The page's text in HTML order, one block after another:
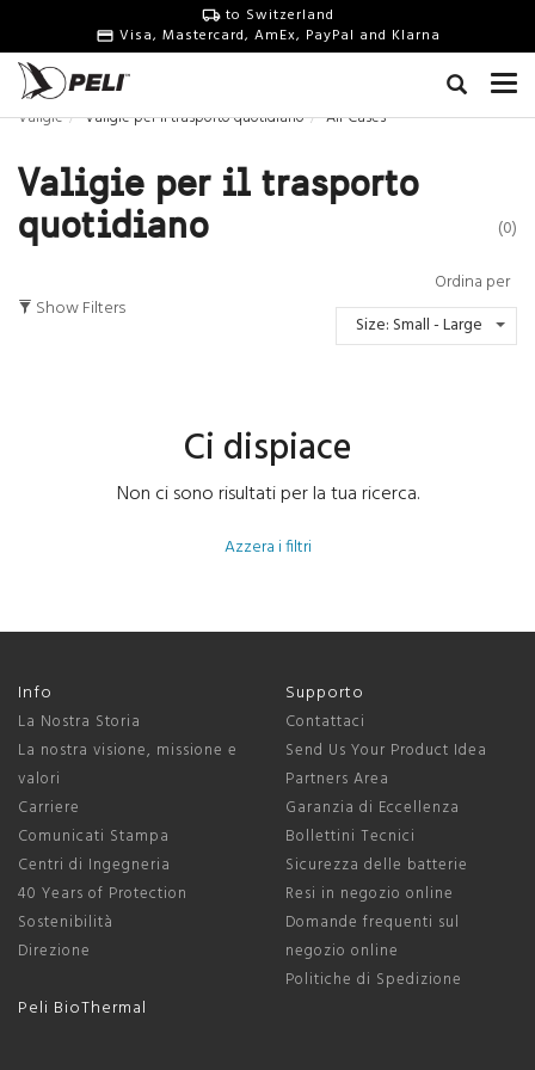
to Switzerland
Visa, Mastercard, AmEx, PayPal and Klarna
Valigie Valigie per il trasporto quotidiano Air Cases
Valigie per il trasporto
quotidiano
(0)
Show Filters
Ordina per
Size: Small - Large
Ci dispiace
Non ci sono risultati per la tua ricerca.
Azzera i filtri
Info
La Nostra Storia
La nostra visione, missione e
valori
Carriere
Comunicati Stampa
Centri di Ingegneria
40 Years of Protection
Sostenibilità
Direzione
Peli BioThermal
Supporto
Contattaci
Send Us Your Product Idea
Partners Area
Garanzia di Eccellenza
Bollettini Tecnici
Sicurezza delle batterie
Resi in negozio online
Domande frequenti sul
negozio online
Politiche di Spedizione